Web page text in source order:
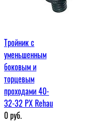
Тройник с
уменьшенным
боковым и
торцевым
проходами 40-
32-32 PX Rehau
0руб.